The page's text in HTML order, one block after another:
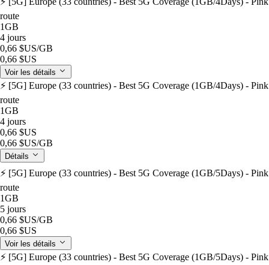
route
1GB
4 jours
0,66 $US/GB
0,66 $US
Voir les détails
⚡️ [5G] Europe (33 countries) - Best 5G Coverage (1GB/4Days) - Pink
route
1GB
4 jours
0,66 $US
0,66 $US/GB
Détails
⚡️ [5G] Europe (33 countries) - Best 5G Coverage (1GB/5Days) - Pink
route
1GB
5 jours
0,66 $US/GB
0,66 $US
Voir les détails
⚡️ [5G] Europe (33 countries) - Best 5G Coverage (1GB/5Days) - Pink